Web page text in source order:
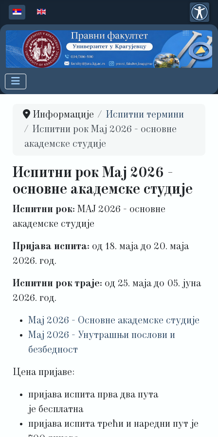
Изаберите ваш језик
Информације
Испитни термини
Испитни рок Мај 2026 - основне
академске студије
Испитни рок Мај 2026 -
основне академске студије
Испитни рок: МАЈ 2026 - основне
академске студије
Пријава испита: од 18. маја до 20. маја
2026. год.
Испитни рок траје: од 25. маја до 05. јуна
2026. год.
Мај 2026 - Основне академске студије
Мај 2026 - Унутрашњи послови и
безбедност
Цена пријаве:
пријава испита прва два пута
је бесплатна
пријава испита трећи и наредни пут је